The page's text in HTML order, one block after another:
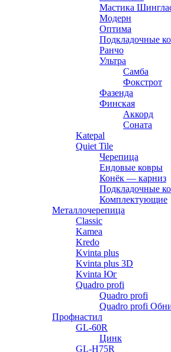
Мастика
Модерн
Оптима
Подкладочные
Ранчо
Ультра
Самба
Фокстрот
Фазенда
Финская
Аккорд
Соната
Katepal
Quiet Tile
Черепица
Ендовые ковры
Конёк — карниз
Подкладочные
Комплектующие
Металлочерепица
Classic
Kamea
Kredo
Kvinta plus
Kvinta plus 3D
Kvinta Юг
Quadro profi
Quadro profi
Quadro profi
Профнастил
GL-60R
Цинк
GL-H75R